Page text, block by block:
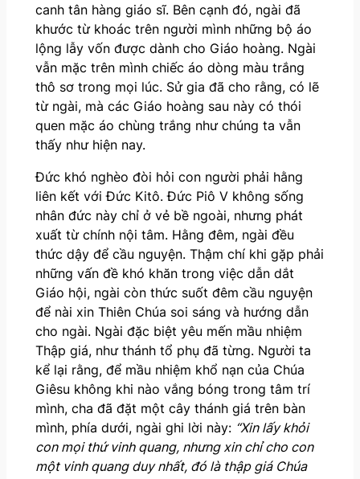
canh tân hàng giáo sĩ. Bên cạnh đó, ngài đã
khước từ khoác trên người mình những bộ áo
lộng lẫy vốn được dành cho Giáo hoàng. Ngài
vẫn mặc trên mình chiếc áo dòng màu trắng
thô sơ trong mọi lúc. Sử gia đã cho rằng, có lẽ
từ ngài, mà các Giáo hoàng sau này có thói
quen mặc áo chùng trắng như chúng ta vẫn
thấy như hiện nay.
Đức khó nghèo đòi hỏi con người phải hằng
liên kết với Đức Kitô. Đức Piô V không sống
nhân đức này chỉ ở vẻ bề ngoài, nhưng phát
xuất từ chính nội tâm. Hằng đêm, ngài đều
thức dậy để cầu nguyện. Thậm chí khi gặp phải
những vấn đề khó khăn trong việc dẫn dắt
Giáo hội, ngài còn thức suốt đêm cầu nguyện
để nài xin Thiên Chúa soi sáng và hướng dẫn
cho ngài. Ngài đặc biệt yêu mến mầu nhiệm
Thập giá, như thánh tổ phụ đã từng. Người ta
kể lại rằng, để mầu nhiệm khổ nạn của Chúa
Giêsu không khi nào vắng bóng trong tâm trí
mình, cha đã đặt một cây thánh giá trên bàn
mình, phía dưới, ngài ghi lời này: “Xin lấy khỏi
con mọi thứ vinh quang, nhưng xin chỉ cho con
một vinh quang duy nhất, đó là thập giá Chúa